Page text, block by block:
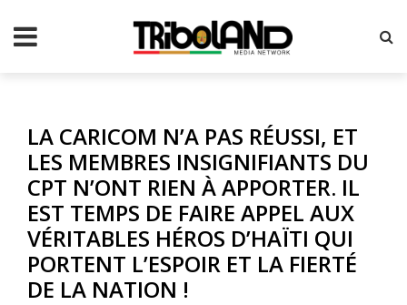
LA CARICOM N’A PAS RÉUSSI, ET
LES MEMBRES INSIGNIFIANTS DU
CPT N’ONT RIEN À APPORTER. IL
EST TEMPS DE FAIRE APPEL AUX
VÉRITABLES HÉROS D’HAÏTI QUI
PORTENT L’ESPOIR ET LA FIERTÉ
DE LA NATION !